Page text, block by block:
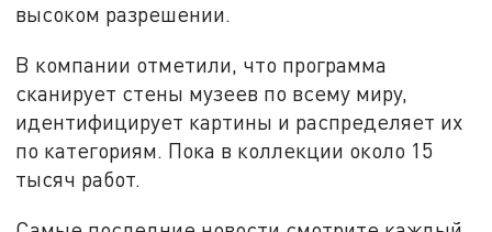
высоком разрешении.
В компании отметили, что программа
сканирует стены музеев по всему миру,
идентифицирует картины и распределяет их
по категориям. Пока в коллекции около 15
тысяч работ.